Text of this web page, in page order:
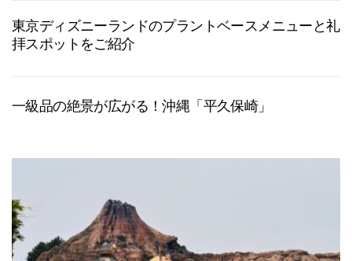
東京ディズニーランドのプラントベースメニューと礼
拝スポットをご紹介
一級品の絶景が広がる！沖縄「平久保崎」